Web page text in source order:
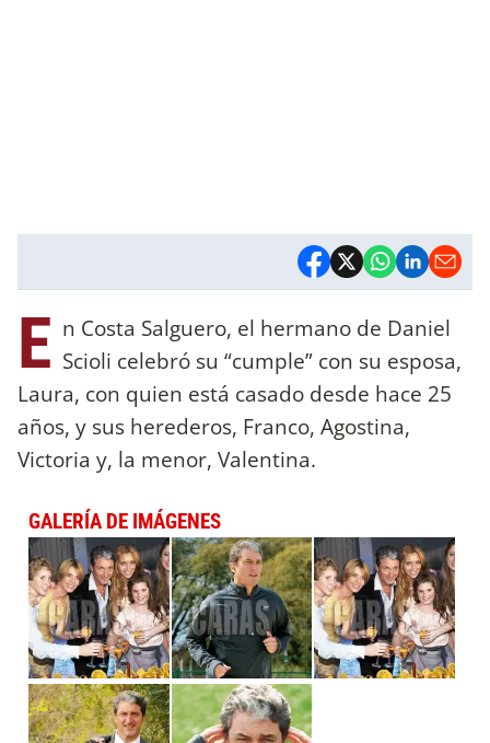
E n Costa Salguero, el hermano de Daniel
Scioli celebró su “cumple” con su esposa,
Laura, con quien está casado desde hace 25
años, y sus herederos, Franco, Agostina,
Victoria y, la menor, Valentina.
GALERÍA DE IMÁGENES